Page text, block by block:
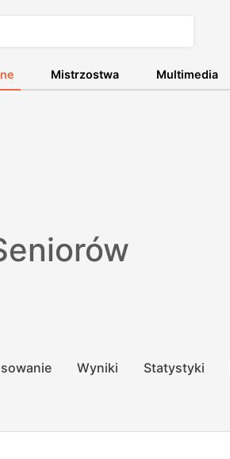
Mistrzostwa Multimedia
Wyniki Statystyki